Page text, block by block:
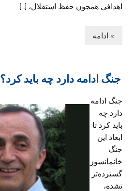
اهدافی همچون حفظ استقلال، […]
» ادامه
جنگ ادامه دارد چه باید کرد؟
جنگ ادامه
دارد چه
باید کرد تا
ابعاد این
جنگ
خانمانسوز
گسترده‌تر
نشده،